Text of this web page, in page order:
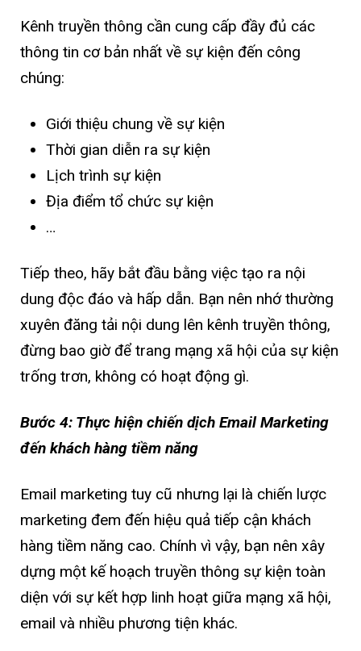
Kênh truyền thông cần cung cấp đầy đủ các
thông tin cơ bản nhất về sự kiện đến công
chúng:
Giới thiệu chung về sự kiện
Thời gian diễn ra sự kiện
Lịch trình sự kiện
Địa điểm tổ chức sự kiện
…
Tiếp theo, hãy bắt đầu bằng việc tạo ra nội
dung độc đáo và hấp dẫn. Bạn nên nhớ thường
xuyên đăng tải nội dung lên kênh truyền thông,
đừng bao giờ để trang mạng xã hội của sự kiện
trống trơn, không có hoạt động gì.
Bước 4: Thực hiện chiến dịch Email Marketing
đến khách hàng tiềm năng
Email marketing tuy cũ nhưng lại là chiến lược
marketing đem đến hiệu quả tiếp cận khách
hàng tiềm năng cao. Chính vì vậy, bạn nên xây
dựng một kế hoạch truyền thông sự kiện toàn
diện với sự kết hợp linh hoạt giữa mạng xã hội,
email và nhiều phương tiện khác.